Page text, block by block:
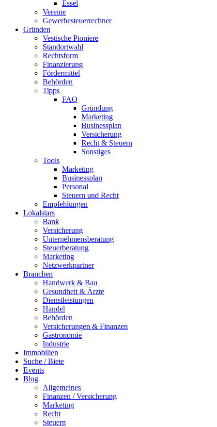
Essel
Vereine
Gewerbesteuerrechner
Gründen
Vestische Pioniere
Standortwahl
Rechtsform
Finanzierung
Fördermittel
Behörden
Tipps
FAQ
Gründung
Marketing
Businessplan​
Versicherung
Recht & Steuern
Sonstiges
Tools
Marketing
Businessplan
Personal
Steuern und Recht
Empfehlungen
Lokalstars
Bank
Versicherung
Unternehmensberatung
Steuerberatung
Marketing
Netzwerkpartner
Branchen
Handwerk & Bau
Gesundheit & Ärzte
Dienstleistungen
Handel
Behörden
Versicherungen & Finanzen
Gastronomie
Industrie
Immobilien
Suche / Biete
Events
Blog
Allgemeines
Finanzen / Versicherung
Marketing
Recht
Steuern